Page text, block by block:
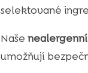
selektované
Naše
umožňují